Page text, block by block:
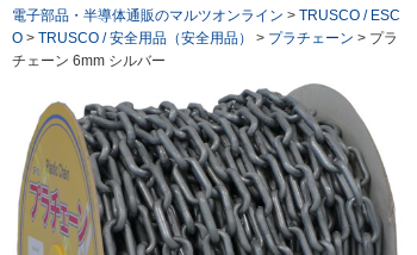
電子部品・半導体通販のマルツオンライン > TRUSCO / ESC
O > TRUSCO / 安全用品（安全用品） > プラチェーン > プラ
チェーン 6mm シルバー